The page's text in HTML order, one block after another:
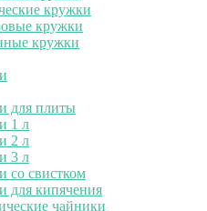
кружки
кружки
кружки
для плиты
1 л
2 л
3 л
со свистком
для кипячения
чайники